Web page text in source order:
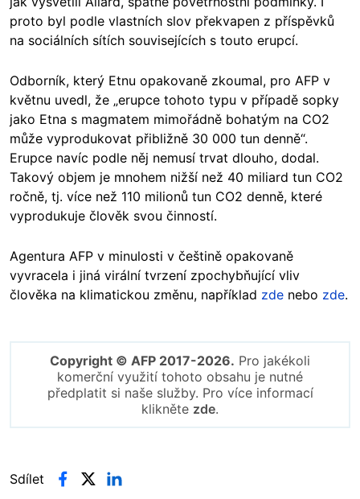
proto byl podle vlastních slov překvapen z příspěvků
na sociálních sítích souvisejících s touto erupcí.
Odborník, který Etnu opakovaně zkoumal, pro AFP v
květnu uvedl, že „erupce tohoto typu v případě sopky
jako Etna s magmatem mimořádně bohatým na CO2
může vyprodukovat přibližně 30 000 tun denně“.
Erupce navíc podle něj nemusí trvat dlouho, dodal.
Takový objem je mnohem nižší než 40 miliard tun CO2
ročně, tj. více než 110 milionů tun CO2 denně, které
vyprodukuje člověk svou činností.
Agentura AFP v minulosti v češtině opakovaně
vyvracela i jiná virální tvrzení zpochybňující vliv
člověka na klimatickou změnu, například zde nebo zde.
Copyright © AFP 2017-2026. Pro jakékoli
komerční využití tohoto obsahu je nutné
předplatit si naše služby. Pro více informací
klikněte zde.
Sdílet